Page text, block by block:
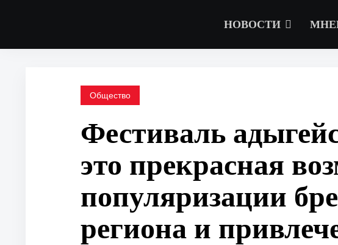
НОВОСТИ
Общество
Фестиваль
это прекрасная
популяризации
региона и